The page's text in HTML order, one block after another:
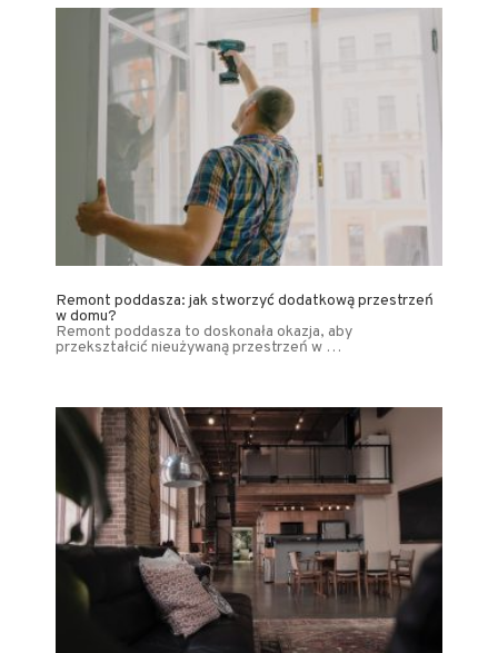
Remont poddasza: jak stworzyć dodatkową przestrzeń
w domu?
Remont poddasza to doskonała okazja, aby
przekształcić nieużywaną przestrzeń w …